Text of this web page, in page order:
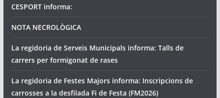
CESPORT informa:
NOTA NECROLÒGICA
La regidoria de Serveis Municipals informa: Talls de
carrers per formigonat de rases
La regidoria de Festes Majors informa: Inscripcions de
carrosses a la desfilada Fi de Festa (FM2026)